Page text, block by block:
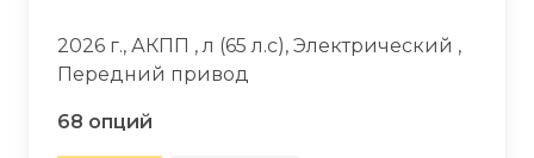
2026 г., АКПП , л (65 л.с), Электрический ,
Передний привод
68 опций